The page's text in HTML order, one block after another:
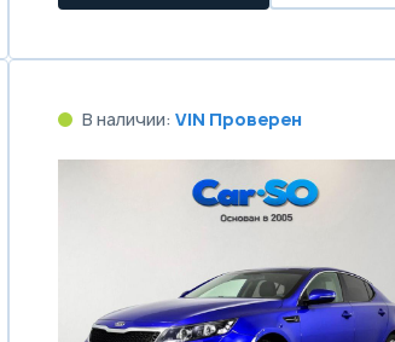
В наличии: VIN Проверен